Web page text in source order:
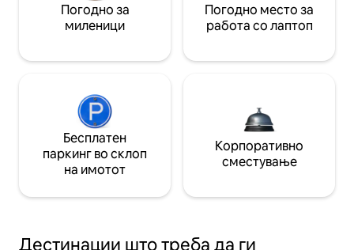
Погодно за
миленици
Погодно место за
работа со лаптоп
Бесплатен
паркинг во склоп
на имотот
Корпоративно
сместување
Дестинации што треба да ги